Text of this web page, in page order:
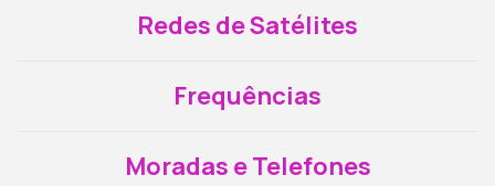
Redes de Satélites
Frequências
Moradas e Telefones